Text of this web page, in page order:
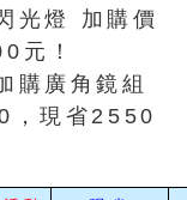
燈 加購價
元！
廣角鏡組
現省2550